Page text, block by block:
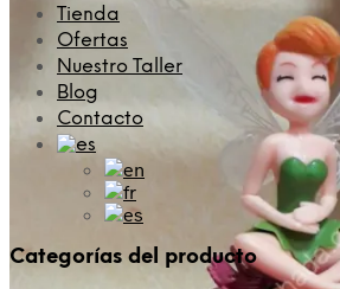
Tienda
Ofertas
Nuestro Taller
Blog
Contacto
Categorías del producto